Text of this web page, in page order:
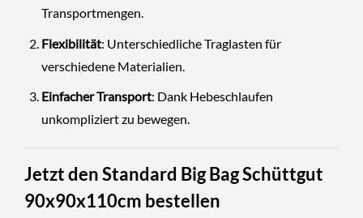
Transportmengen.
Flexibilität: Unterschiedliche Traglasten für
verschiedene Materialien.
Einfacher Transport: Dank Hebeschlaufen
unkompliziert zu bewegen.
Jetzt den Standard Big Bag Schüttgut
90x90x110cm bestellen